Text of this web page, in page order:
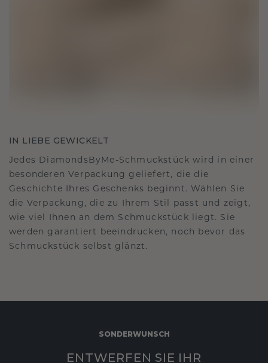
IN LIEBE GEWICKELT
Jedes DiamondsByMe-Schmuckstück wird in einer
besonderen Verpackung geliefert, die die
Geschichte Ihres Geschenks beginnt. Wählen Sie
die Verpackung, die zu Ihrem Stil passt und zeigt,
wie viel Ihnen an dem Schmuckstück liegt. Sie
werden garantiert beeindrucken, noch bevor das
Schmuckstück selbst glänzt.
SONDERWUNSCH
ENTWERFEN SIE IHR